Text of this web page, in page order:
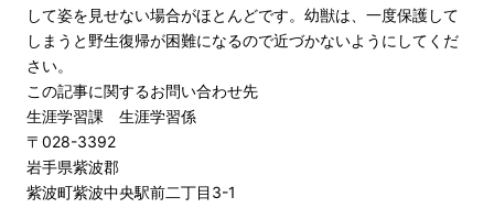
して姿を見せない場合がほとんどです。幼獣は、一度保護して
しまうと野生復帰が困難になるので近づかないようにしてくだ
さい。
この記事に関するお問い合わせ先
生涯学習課 生涯学習係
〒028-3392
岩手県紫波郡
紫波町紫波中央駅前二丁目3-1